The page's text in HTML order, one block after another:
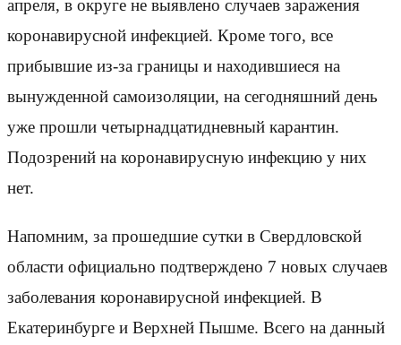
апреля, в округе не выявлено случаев заражения
коронавирусной инфекцией. Кроме того, все
прибывшие из-за границы и находившиеся на
вынужденной самоизоляции, на сегодняшний день
уже прошли четырнадцатидневный карантин.
Подозрений на коронавирусную инфекцию у них
нет.
Напомним, за прошедшие сутки в Свердловской
области официально подтверждено 7 новых случаев
заболевания коронавирусной инфекцией. В
Екатеринбурге и Верхней Пышме. Всего на данный